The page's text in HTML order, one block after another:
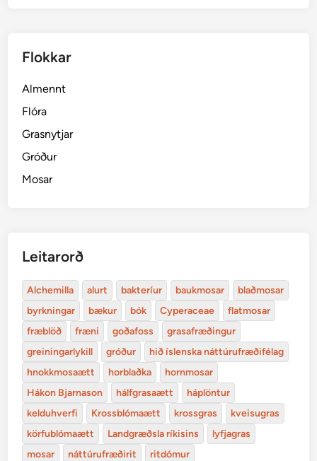
Flokkar
Almennt
Flóra
Grasnytjar
Gróður
Mosar
Leitarorð
Alchemilla alurt bakteríur baukmosar
blaðmosar
byrkningar
bækur bók Cyperaceae
flatmosar
fræblöð
fræni goðafoss
grasafræðingur
greiningarlykill
gróður
hið íslenska náttúrufræðifélag
hnokkmosaætt
horblaðka
hornmosar
Hákon Bjarnason
hálfgrasaætt
háplöntur
kelduhverfi
Krossblómaætt krossgras
kveisugras
körfublómaætt
Landgræðsla ríkisins
lyfjagras
mosar
náttúrufræðirit
ritdómur